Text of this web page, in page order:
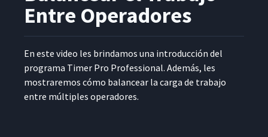
Entre Operadores
En este video les brindamos una intro­duc­ción del
pro­gra­ma Timer Pro Pro­fes­sion­al. Además, les
mostraremos cómo bal­ancear la car­ga de tra­ba­jo
entre múlti­ples operadores.
12 Cómo Dibujar un Cerdito 09:38
13 Paso a Paso 13:17